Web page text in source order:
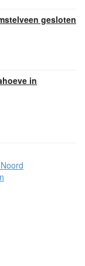
gesloten
in